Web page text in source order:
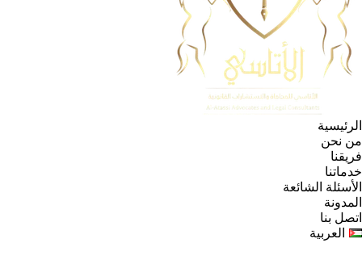
الرئيسية
من نحن
فريقنا
خدماتنا
الأسئلة الشائعة
المدونة
اتصل بنا
العربية